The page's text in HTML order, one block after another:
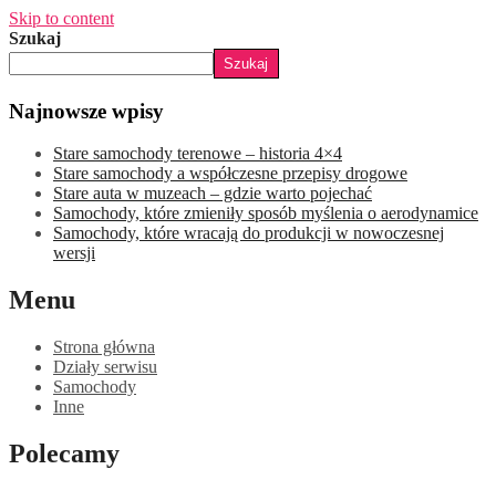
Skip to content
Szukaj
Szukaj
Najnowsze wpisy
Stare samochody terenowe – historia 4×4
Stare samochody a współczesne przepisy drogowe
Stare auta w muzeach – gdzie warto pojechać
Samochody, które zmieniły sposób myślenia o aerodynamice
Samochody, które wracają do produkcji w nowoczesnej
wersji
Menu
Strona główna
Działy serwisu
Samochody
Inne
Polecamy